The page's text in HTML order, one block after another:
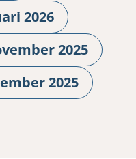
2026
2025
2025